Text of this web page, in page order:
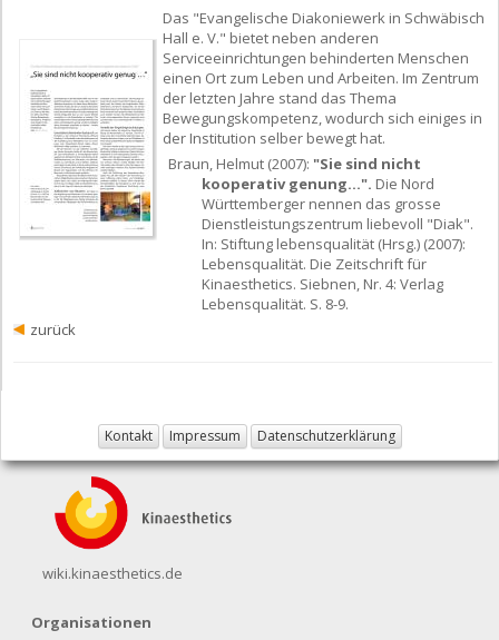
Das "Evangelische Diakoniewerk in Schwäbisch
Hall e. V." bietet neben anderen
Serviceeinrichtungen behinderten Menschen
einen Ort zum Leben und Arbeiten. Im Zentrum
der letzten Jahre stand das Thema
Bewegungskompetenz, wodurch sich einiges in
der Institution selber bewegt hat.
Braun, Helmut (2007): "Sie sind nicht
kooperativ genung...". Die Nord
Württemberger nennen das grosse
Dienstleistungszentrum liebevoll "Diak".
In: Stiftung lebensqualität (Hrsg.) (2007):
Lebensqualität. Die Zeitschrift für
Kinaesthetics. Siebnen, Nr. 4: Verlag
Lebensqualität. S. 8-9.
zurück
Kontakt Impressum Datenschutzerklärung
wiki.kinaesthetics.de
Organisationen